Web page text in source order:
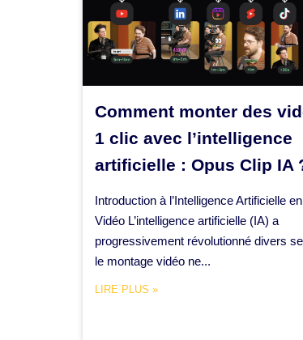
Comment monter des
1 clic avec l’intelligence
artificielle : Opus Clip IA
Introduction à l’Intelligence Artificielle
Vidéo L’intelligence artificielle (IA) a
progressivement révolutionné divers
le montage vidéo ne...
LIRE PLUS »